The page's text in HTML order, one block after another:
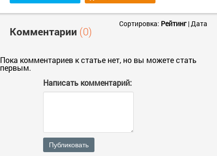
Комментарии (0)
Сортировка: Рейтинг|Дата
Пока комментариев к статье нет, но вы можете стать
первым.
Написать комментарий:
Публиковать